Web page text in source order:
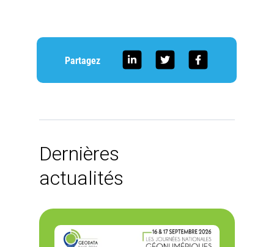
Partagez
Dernières
actualités